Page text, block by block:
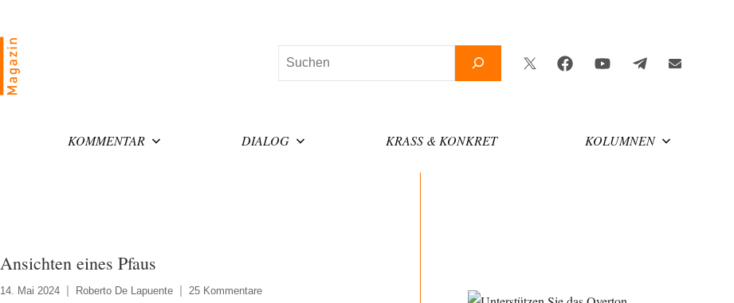
Suchen
Twitter
FacebookYouTubeTelegramNewsletter
KOMMENTAR DIALOG KRASS & KONKRET KOLUMNEN
Ansichten eines Pfaus
14. Mai 2024 Roberto De Lapuente 25 Kommentare